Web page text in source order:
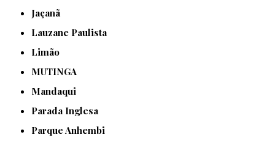
Jaçanã
Lauzane Paulista
Limão
MUTINGA
Mandaqui
Parada Inglesa
Parque Anhembi